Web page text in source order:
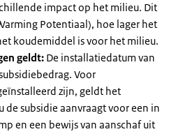
impact op het milieu. Dit
Potentiaal), hoe lager het
koudemiddel is voor het milieu.
geldt: De installatiedatum van
Voor
zijn, geldt het
de subsidie aanvraagt voor een in
en een bewijs van aanschaf uit